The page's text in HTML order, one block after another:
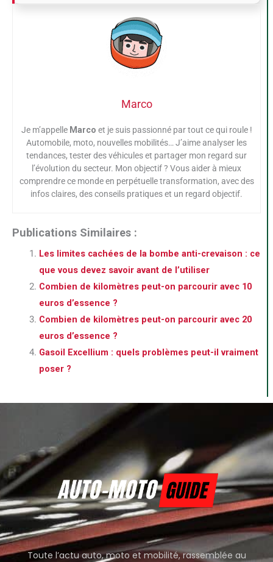
Marco
Je m’appelle Marco et je suis passionné par tout ce qui roule !
Automobile, moto, nouvelles mobilités… J’aime analyser les
tendances, tester des véhicules et partager mon regard sur
l’évolution du secteur. Mon objectif ? Vous aider à mieux
comprendre ce monde en perpétuelle transformation, avec des
infos claires, des conseils pratiques et un regard objectif.
Publications Similaires :
Les limites cachées de la bombe anti-crevaison : ce
que vous devez savoir avant de l’utiliser
Combien de kilomètres peut-on parcourir avec 10
euros d’essence ?
Combien de kilomètres peut-on parcourir avec 20
euros d’essence ?
Gasoil Excellium : quels problèmes peut-il vraiment
poser ?
Toute l’actu auto, moto et mobilité, rassemblée au